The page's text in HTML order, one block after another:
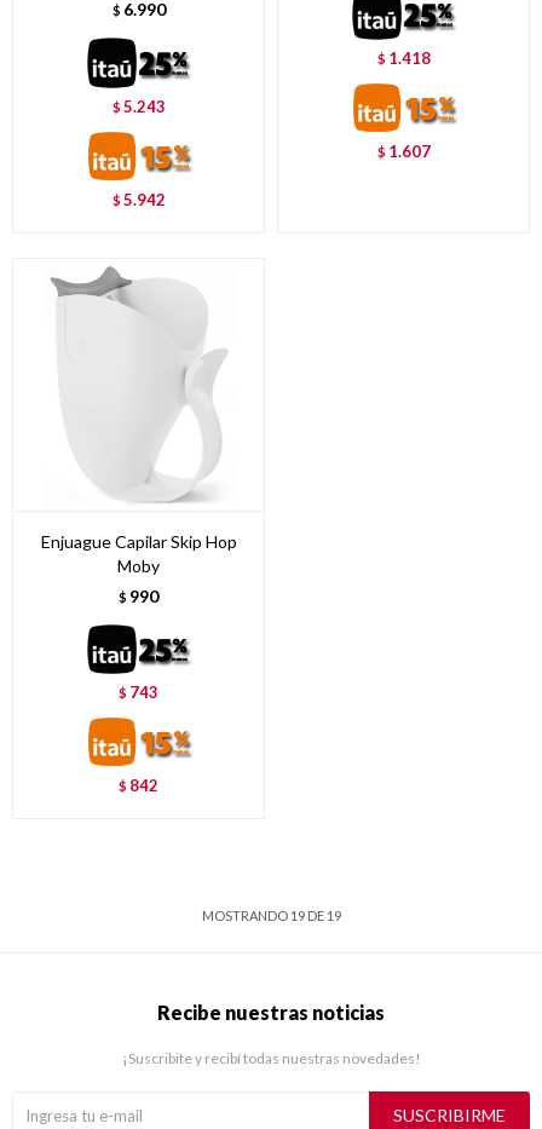
$ 6.990
$5.243
$5.942
$ 1.418
$ 1.607
Enjuague Capilar Skip Hop
Moby
$ 990
$ 743
$ 842
MOSTRANDO 19DE 19
Recibe nuestras noticias
¡Suscribite y recibí todas nuestras novedades!
SUSCRIBIRME